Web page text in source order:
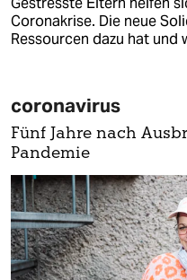
Coronakrise. Die neue
Ressourcen dazu hat und
coronavirus
Fünf Jahre nach
Pandemie